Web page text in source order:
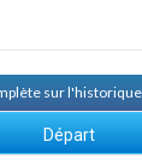
sur l'historique
Départ